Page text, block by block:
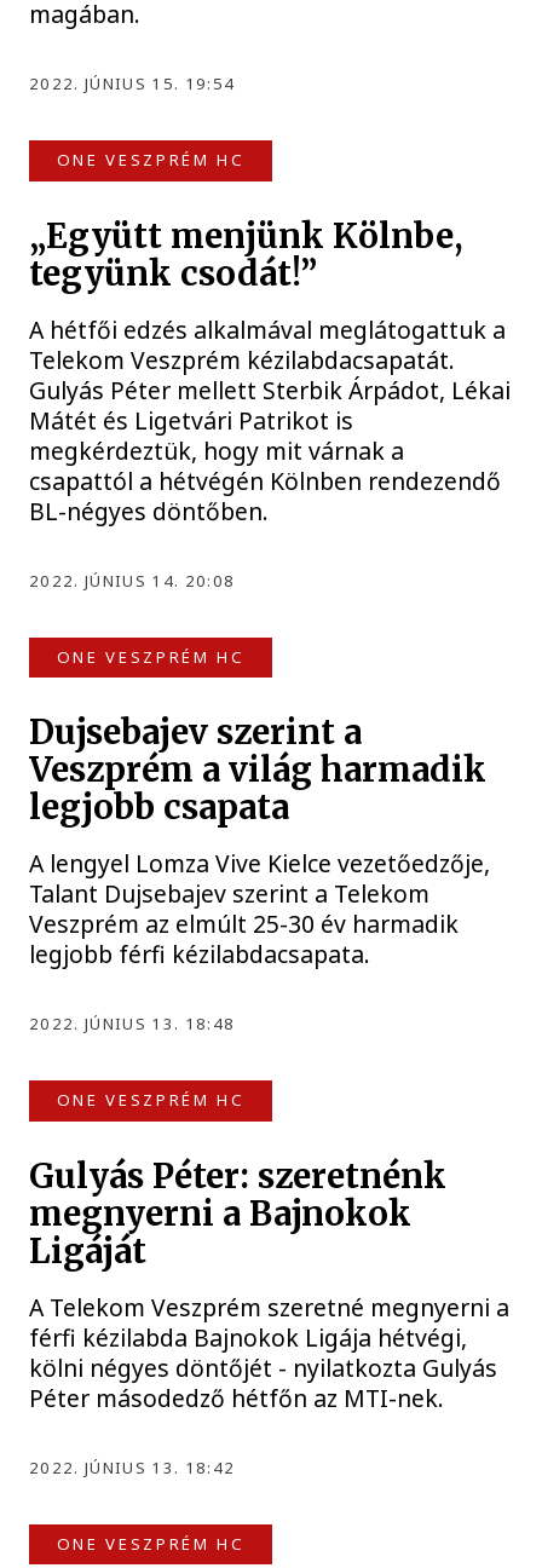
magában.
2022. JÚNIUS 15. 19:54
ONE VESZPRÉM HC
„Együtt menjünk Kölnbe,
tegyünk csodát!”
A hétfői edzés alkalmával meglátogattuk a
Telekom Veszprém kézilabdacsapatát.
Gulyás Péter mellett Sterbik Árpádot, Lékai
Mátét és Ligetvári Patrikot is
megkérdeztük, hogy mit várnak a
csapattól a hétvégén Kölnben rendezendő
BL-négyes döntőben.
2022. JÚNIUS 14. 20:08
ONE VESZPRÉM HC
Dujsebajev szerint a
Veszprém a világ harmadik
legjobb csapata
A lengyel Lomza Vive Kielce vezetőedzője,
Talant Dujsebajev szerint a Telekom
Veszprém az elmúlt 25-30 év harmadik
legjobb férfi kézilabdacsapata.
2022. JÚNIUS 13. 18:48
ONE VESZPRÉM HC
Gulyás Péter: szeretnénk
megnyerni a Bajnokok
Ligáját
A Telekom Veszprém szeretné megnyerni a
férfi kézilabda Bajnokok Ligája hétvégi,
kölni négyes döntőjét - nyilatkozta Gulyás
Péter másodedző hétfőn az MTI-nek.
2022. JÚNIUS 13. 18:42
ONE VESZPRÉM HC